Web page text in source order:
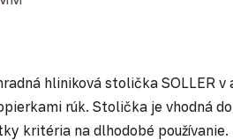
hliniková stolička SOLLER
rúk. Stolička je vhodná
kritéria na dlhodobé používanie.